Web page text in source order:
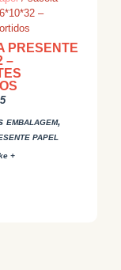
–
PRESENTE
–
EMBALAGEM,
PAPEL
+